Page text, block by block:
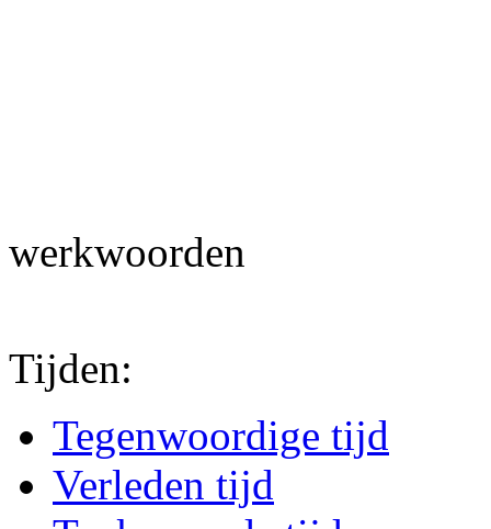
werkwoorden
Tijden:
Tegenwoordige tijd
Verleden tijd